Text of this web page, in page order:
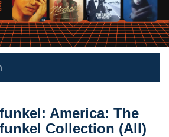
America: The
Collection (All)